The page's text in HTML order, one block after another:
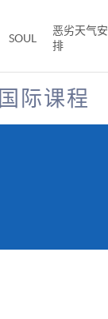
SOUL
恶劣天气安
排
国际课程